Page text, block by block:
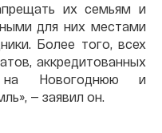
их семьям и
для них местами
Более того, всех
аккредитованных
Новогоднюю и
— заявил он.